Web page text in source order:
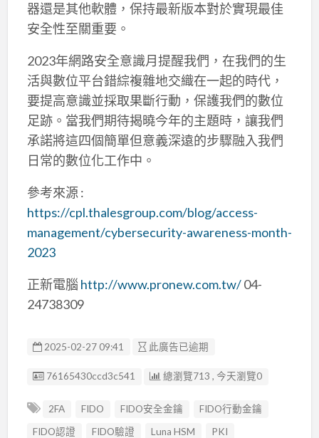
器還是其他軟體，保持最新版本對於實現最佳
安全性至關重要。
2023年網路安全意識月提醒我們，在我們的生
活與數位平台錯綜複雜地交織在一起的時代，
要提高意識並採取果斷行動，保護我們的數位
足跡。當我們期待揭曉今年的主題時，讓我們
承諾將這四個簡單但意義深遠的步驟融入我們
日常的數位化工作中。
參考來源 :
https://cpl.thalesgroup.com/blog/access-
management/cybersecurity-awareness-month-
2023
正新電腦 http://www.pronew.com.tw/04-
24738309
2025-02-27 09:41 此廣告已逾期
廣告编號
76165430ccd3c541 總瀏覽713 , 今天瀏覽0
2FA FIDO FIDO安全金鑰
FIDO行動金鑰
FIDO認證
FIDO驗證 Luna HSM
PKI